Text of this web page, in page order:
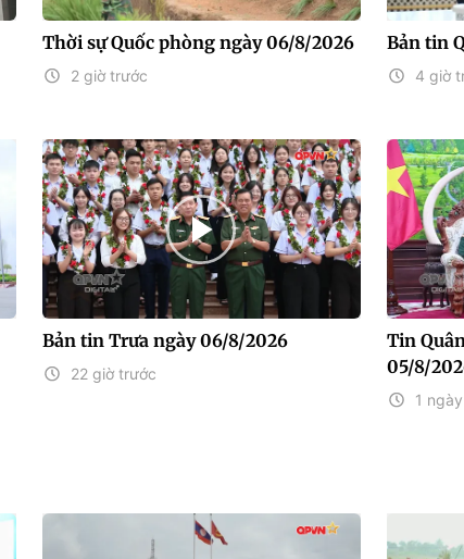
Thời sự Quốc phòng ngày 06/8/2026
2 giờ trước
Bản tin
4 giờ
Bản tin Trưa ngày 06/8/2026
22 giờ trước
Tin
05/8/
1